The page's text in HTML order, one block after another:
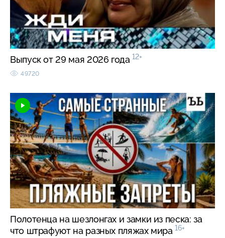
Выпуск от 29 мая 2026 года 12+
49720
Полотенца на шезлонгах и замки из песка: за
что штрафуют на разных пляжах мира 16+